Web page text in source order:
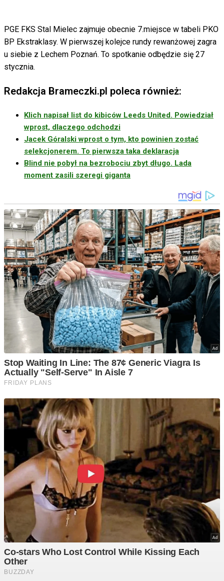
PGE FKS Stal Mielec zajmuje obecnie 7.miejsce w tabeli PKO
BP Ekstraklasy. W pierwszej kolejce rundy rewanżowej zagra
u siebie z Lechem Poznań. To spotkanie odbędzie się 27
stycznia.
Redakcja Brameczki.pl poleca również:
Klich napisał list do kibiców Leeds United. Powiedział
wprost, dlaczego odchodzi
Jacek Góralski wprost o tym, kto powinien zostać
selekcjonerem. To pierwsza taka deklaracja
Blind nie pobył na bezrobociu zbyt długo. Lada
moment zasili szeregi giganta